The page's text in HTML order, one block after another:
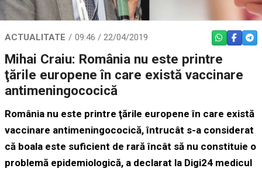
ACTUALITATE 09:46 / 22/04/2019 WHATSAPP
Mihai Craiu: România nu este printre
ţările europene în care există vaccinare
antimeningococică
România nu este printre ţările europene în care există
vaccinare antimeningococică, întrucât s-a considerat
că boala este suficient de rară încât să nu constituie o
problemă epidemiologică, a declarat la Digi24 medicul